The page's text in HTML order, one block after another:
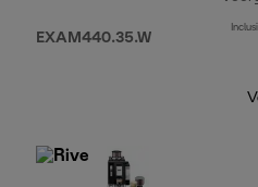
prijs € 649,90
EXAM440.35.W